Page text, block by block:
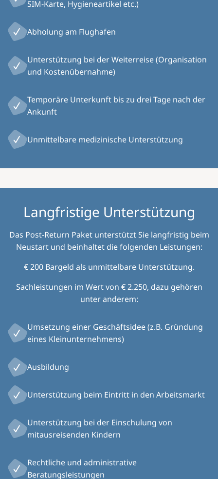
SIM-Karte, Hygieneartikel etc.)
Abholung am Flughafen
Unterstützung bei der Weiterreise (Organisation
und Kostenübernahme)
Temporäre Unterkunft bis zu drei Tage nach der
Ankunft
Unmittelbare medizinische Unterstützung
Langfristige Unterstützung
Das Post-Return Paket unterstützt Sie langfristig beim
Neustart und beinhaltet die folgenden Leistungen:
€ 200 Bargeld als unmittelbare Unterstützung.
Sachleistungen im Wert von € 2.250, dazu gehören
unter anderem:
Umsetzung einer Geschäftsidee (z.B. Gründung
eines Kleinunternehmens)
Ausbildung
Unterstützung beim Eintritt in den Arbeitsmarkt
Unterstützung bei der Einschulung von
mitausreisenden Kindern
Rechtliche und administrative
Beratungsleistungen